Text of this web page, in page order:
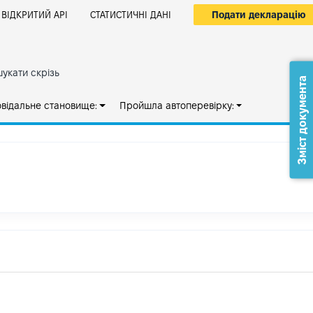
ВІДКРИТИЙ АРІ СТАТИСТИЧНІ ДАНІ Подати декларацію
скрізь
становище: Пройшла автоперевірку: Зміст документа